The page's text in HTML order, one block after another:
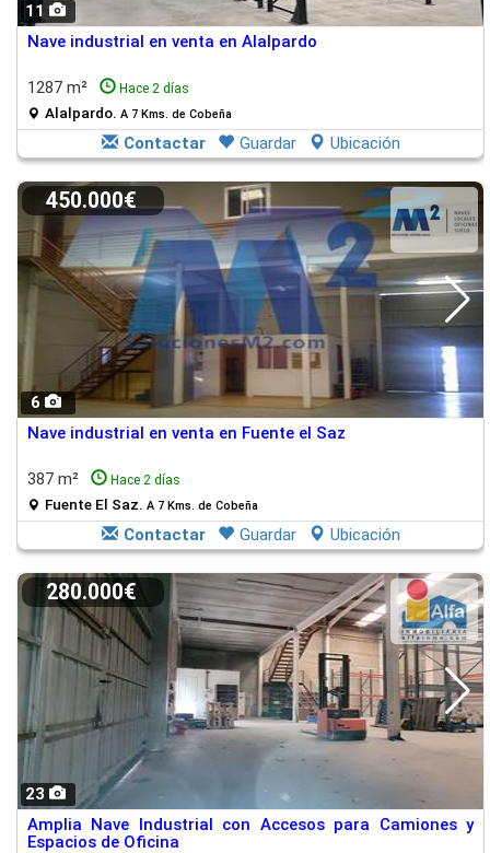
11
Nave industrial en venta en Alalpardo
1287 m² Hace 2 días
Alalpardo. A 7 Kms. de Cobeña
Contactar Guardar Ubicación
6
450.000€
Nave industrial en venta en Fuente el Saz
387 m² Hace 2 días
Fuente El Saz. A 7 Kms. de Cobeña
Contactar Guardar Ubicación
23
280.000€
Amplia Nave Industrial con Accesos para Camiones y
Espacios de Oficina